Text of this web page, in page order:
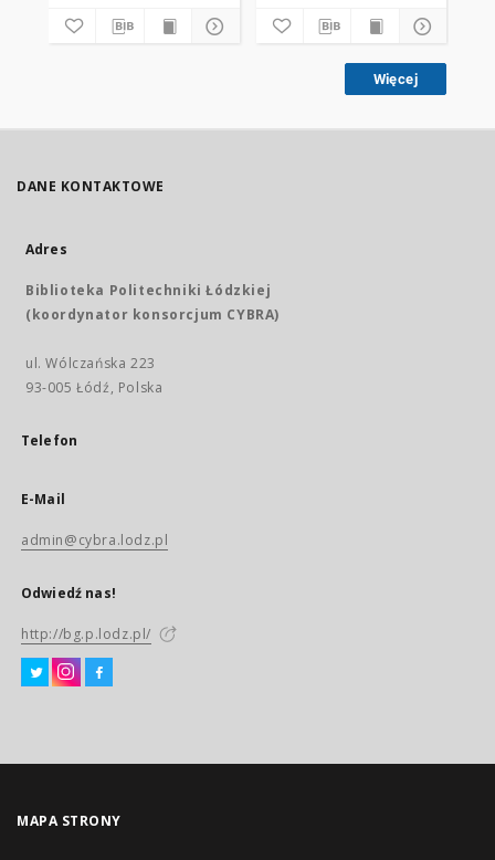
Więcej
DANE KONTAKTOWE
Adres
Biblioteka Politechniki Łódzkiej
(koordynator konsorcjum CYBRA)
ul. Wólczańska 223
93-005 Łódź, Polska
Telefon
E-Mail
admin@cybra.lodz.pl
Odwiedź nas!
http://bg.p.lodz.pl/
MAPA STRONY